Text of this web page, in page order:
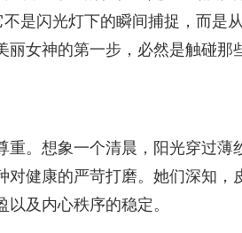
是闪光灯下的瞬间捕捉，而是
女神的第一步，必然是触碰那
。想象一个清晨，阳光穿过薄
对健康的严苛打磨。她们深知，
及内心秩序的稳定。